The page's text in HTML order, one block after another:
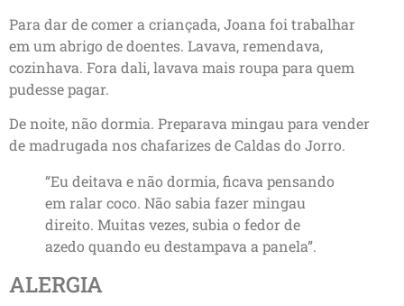
Para dar de comer a criançada, Joana foi trabalhar
em um abrigo de doentes. Lavava, remendava,
cozinhava. Fora dali, lavava mais roupa para quem
pudesse pagar.
De noite, não dormia. Preparava mingau para vender
de madrugada nos chafarizes de Caldas do Jorro.
“Eu deitava e não dormia, ficava pensando
em ralar coco. Não sabia fazer mingau
direito. Muitas vezes, subia o fedor de
azedo quando eu destampava a panela”.
ALERGIA